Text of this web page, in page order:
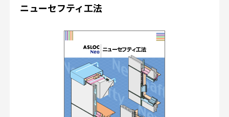
ニューセフティ工法